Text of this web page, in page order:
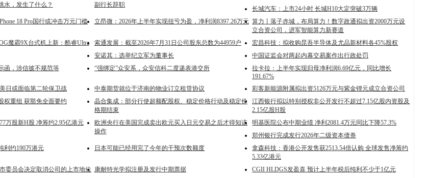
水，发生了什么？
副行长辞职
长城汽车：上市24小时 长城H10大定突破3万辆
18 Pro国行或冲击万元门槛 立昂微：2026年上半年实现扭亏为盈，净利润8397.26万元 算力丨落子赤城，布局算力！数字政通拟出资2000万元设
立合资公司，进军智能算力新赛道
魔霸9X台式机上新：酷睿Ultra
索通发展：截至2026年7月31日公司股东总数为44959户
宏昌科技：拟收购昆吾半导体及尤品新材料各45%股权
安诺其：选举纪立军为董事长
中国证监会对两起内幕交易案作出行政处罚
函，涉信披不规范等 “强绑定”众安系，众安信科二度递表港交所
拉卡拉：上半年实现归母净利润6.69亿元，同比增长
191.67%
日或面临第二轮保卫战 中泰期货就位于济南的物业订立租赁协议
彩客新能源附属拟出资5126万元与紫金锂元成立合资公司
权重组 获豁免全面要约
晶合集成：部分行使超额配股权、稳定价格行动及稳定价
格期结束
江西银行拟以特别授权非公开发行不超过7.15亿股内资股及
2.15亿股H股
万股新H股 净筹约2.95亿港元
欧洲央行在美国完成卖出欧元买入日元交易之后才得知该
操作
明基医院公布中期业绩 净利2081.4万元同比下降57.3%
郑州银行完成发行2026年二级资本债券
利约190万港元 日本可能已经用完了今年的干预次数额度
拿森科技：香港公开发售获2513.54倍认购 全球发售净筹约
5.33亿港元
委员会决定取消公司的上市地位 康耐特光学拟注册及发行中期票据
CGII HLDGS发盈喜 预计上半年税后纯利不少于1亿元